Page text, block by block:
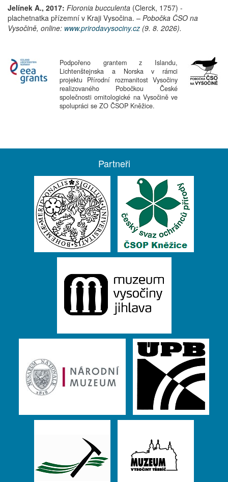
Jelínek A., 2017: Floronia bucculenta (Clerck, 1757) -
plachetnatka přízemní v Kraji Vysočina. – Pobočka ČSO na
Vysočině, online: www.prirodavysociny.cz (9. 8. 2026).
Podpořeno grantem z Islandu,
Lichtenštejnska a Norska v rámci
projektu Přírodní rozmanitost Vysočiny
realizovaného Pobočkou České
společnosti ornitologické na Vysočině ve
spolupráci se ZO ČSOP Kněžice.
Partneři